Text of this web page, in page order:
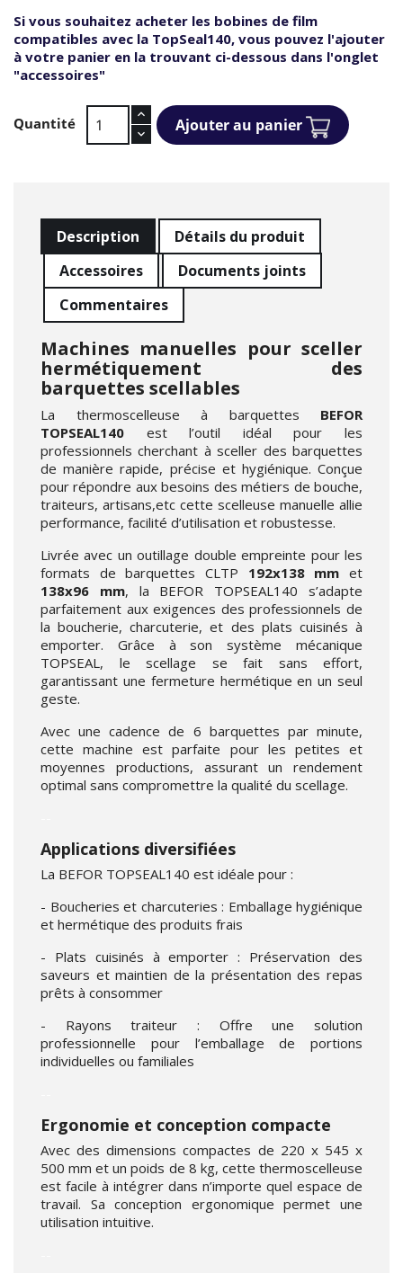
Si vous souhaitez acheter les bobines de film
compatibles avec la TopSeal140, vous pouvez l'ajouter
à votre panier en la trouvant ci-dessous dans l'onglet
"accessoires"
Quantité Ajouter au panier
Description
Détails du produit
Accessoires
Documents joints
Commentaires
Machines manuelles pour sceller
hermétiquement des
barquettes scellables
La thermoscelleuse à barquettes BEFOR
TOPSEAL140 est l’outil idéal pour les
professionnels cherchant à sceller des barquettes
de manière rapide, précise et hygiénique. Conçue
pour répondre aux besoins des métiers de bouche,
traiteurs, artisans,etc cette scelleuse manuelle allie
performance, facilité d’utilisation et robustesse.
Livrée avec un outillage double empreinte pour les
formats de barquettes CLTP 192x138 mm et
138x96 mm, la BEFOR TOPSEAL140 s’adapte
parfaitement aux exigences des professionnels de
la boucherie, charcuterie, et des plats cuisinés à
emporter. Grâce à son système mécanique
TOPSEAL, le scellage se fait sans effort,
garantissant une fermeture hermétique en un seul
geste.
Avec une cadence de 6 barquettes par minute,
cette machine est parfaite pour les petites et
moyennes productions, assurant un rendement
optimal sans compromettre la qualité du scellage.
Applications diversifiées
La BEFOR TOPSEAL140 est idéale pour :
- Boucheries et charcuteries : Emballage hygiénique
et hermétique des produits frais
- Plats cuisinés à emporter : Préservation des
saveurs et maintien de la présentation des repas
prêts à consommer
- Rayons traiteur : Offre une solution
professionnelle pour l’emballage de portions
individuelles ou familiales
Ergonomie et conception compacte
Avec des dimensions compactes de 220 x 545 x
500 mm et un poids de 8 kg, cette thermoscelleuse
est facile à intégrer dans n’importe quel espace de
travail. Sa conception ergonomique permet une
utilisation intuitive.